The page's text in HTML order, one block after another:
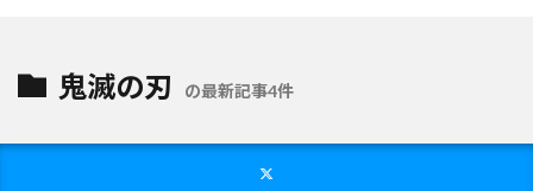
鬼滅の刃 の最新記事4件